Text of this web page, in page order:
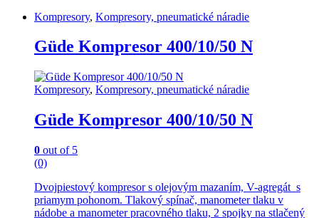
Kompresory, Kompresory, pneumatické náradie
Güde Kompresor 400/10/50 N
Kompresory, Kompresory, pneumatické náradie
Güde Kompresor 400/10/50 N
0 out of 5
(0)
Dvojpiestový kompresor s olejovým mazaním, V-agregát s
priamym pohonom. Tlakový spínač, manometer tlaku v
nádobe a manometer pracovného tlaku, 2 spojky na stlačený